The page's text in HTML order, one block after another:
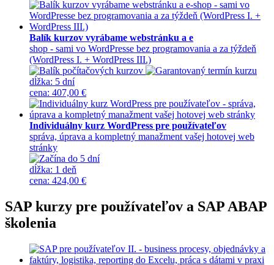
Balík kurzov vyrábame webstránku a e
shop - sami vo WordPresse bez programovania a za týždeň
(WordPress I. + WordPress III.)
dĺžka: 5 dní
cena: 407,00 €
Individuálny kurz WordPress pre používateľov
správa, úprava a kompletný manažment vašej hotovej web
stránky
dĺžka: 1 deň
cena: 424,00 €
SAP kurzy pre používateľov a SAP ABAP
školenia